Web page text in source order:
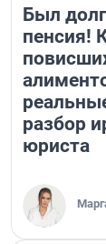
Был
пенсия!
разбор
юриста